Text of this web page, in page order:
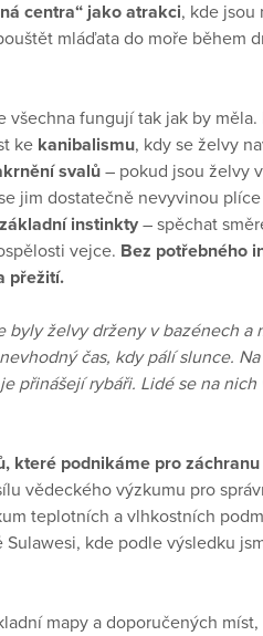
centra“ jako atrakci, kde jsou
mláďata do moře během
všechna fungují tak jak by měla.
ke kanibalismu, kdy se želvy
svalů – pokud jsou želvy
jim dostatečně nevyvinou
základní instinkty – spěchat
vejce. Bez potřebného
přežití.
byly želvy drženy v bazénech a
čas, kdy pálí slunce.
přinášejí rybáři. Lidé se na
které podnikáme pro
vědeckého výzkumu pro
teplotních a vlhkostních
kde podle výsledku
mapy a doporučených míst,